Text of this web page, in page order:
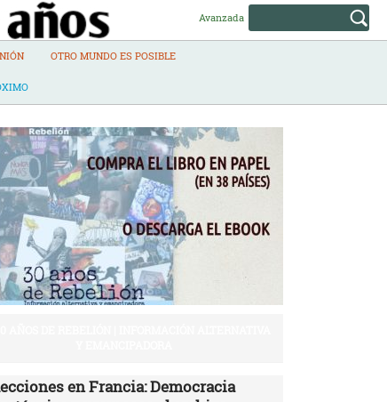
Avanzada
OTRO MUNDO ES POSIBLE
en Francia: Democracia